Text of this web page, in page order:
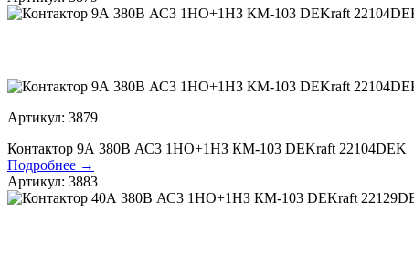
Артикул: 3879
Контактор 9А 380В АС3 1НО+1НЗ КМ-103 DEKraft 22104DEK
Подробнее →
Артикул: 3883